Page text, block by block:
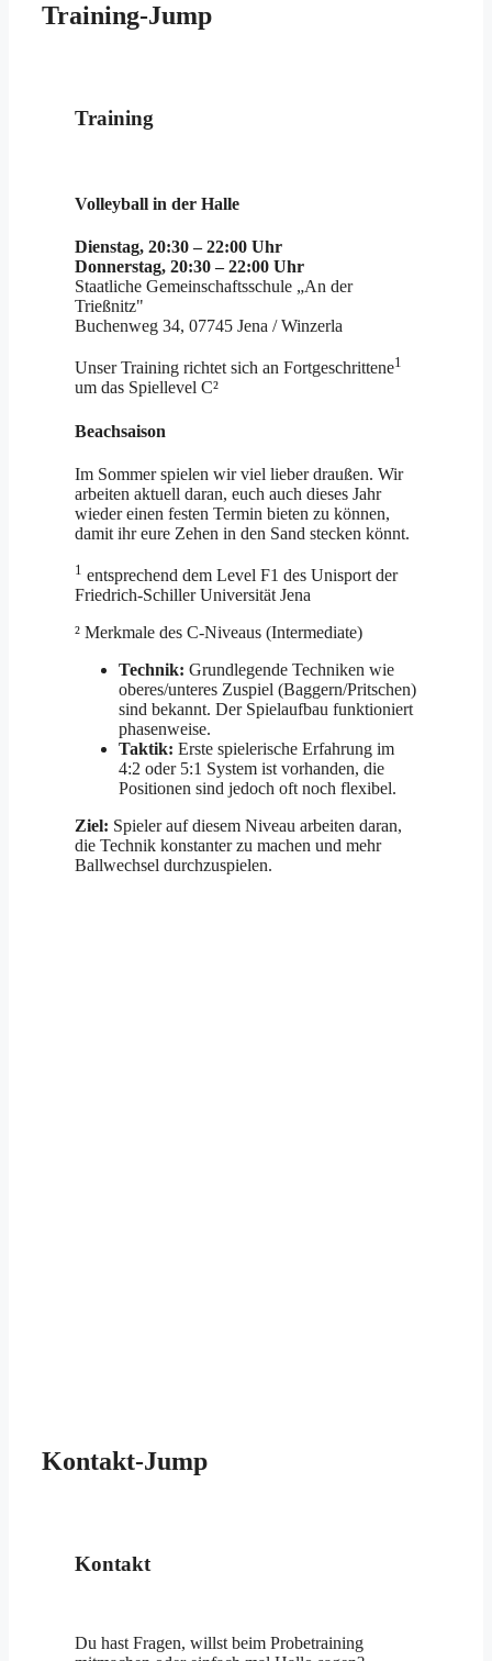
Training-Jump
Training
Volleyball in der Halle
Dienstag, 20:30 – 22:00 Uhr
Donnerstag, 20:30 – 22:00 Uhr
Staatliche Gemeinschaftsschule „An der
Trießnitz"
Buchenweg 34, 07745 Jena / Winzerla
Unser Training richtet sich an Fortgeschrittene1
um das Spiellevel C²
Beachsaison
Im Sommer spielen wir viel lieber draußen. Wir
arbeiten aktuell daran, euch auch dieses Jahr
wieder einen festen Termin bieten zu können,
damit ihr eure Zehen in den Sand stecken könnt.
1 entsprechend dem Level F1 des Unisport der
Friedrich-Schiller Universität Jena
² Merkmale des C-Niveaus (Intermediate)
Technik: Grundlegende Techniken wie
oberes/unteres Zuspiel (Baggern/Pritschen)
sind bekannt. Der Spielaufbau funktioniert
phasenweise.
Taktik: Erste spielerische Erfahrung im
4:2 oder 5:1 System ist vorhanden, die
Positionen sind jedoch oft noch flexibel.
Ziel: Spieler auf diesem Niveau arbeiten daran,
die Technik konstanter zu machen und mehr
Ballwechsel durchzuspielen.
Kontakt-Jump
Kontakt
Du hast Fragen, willst beim Probetraining